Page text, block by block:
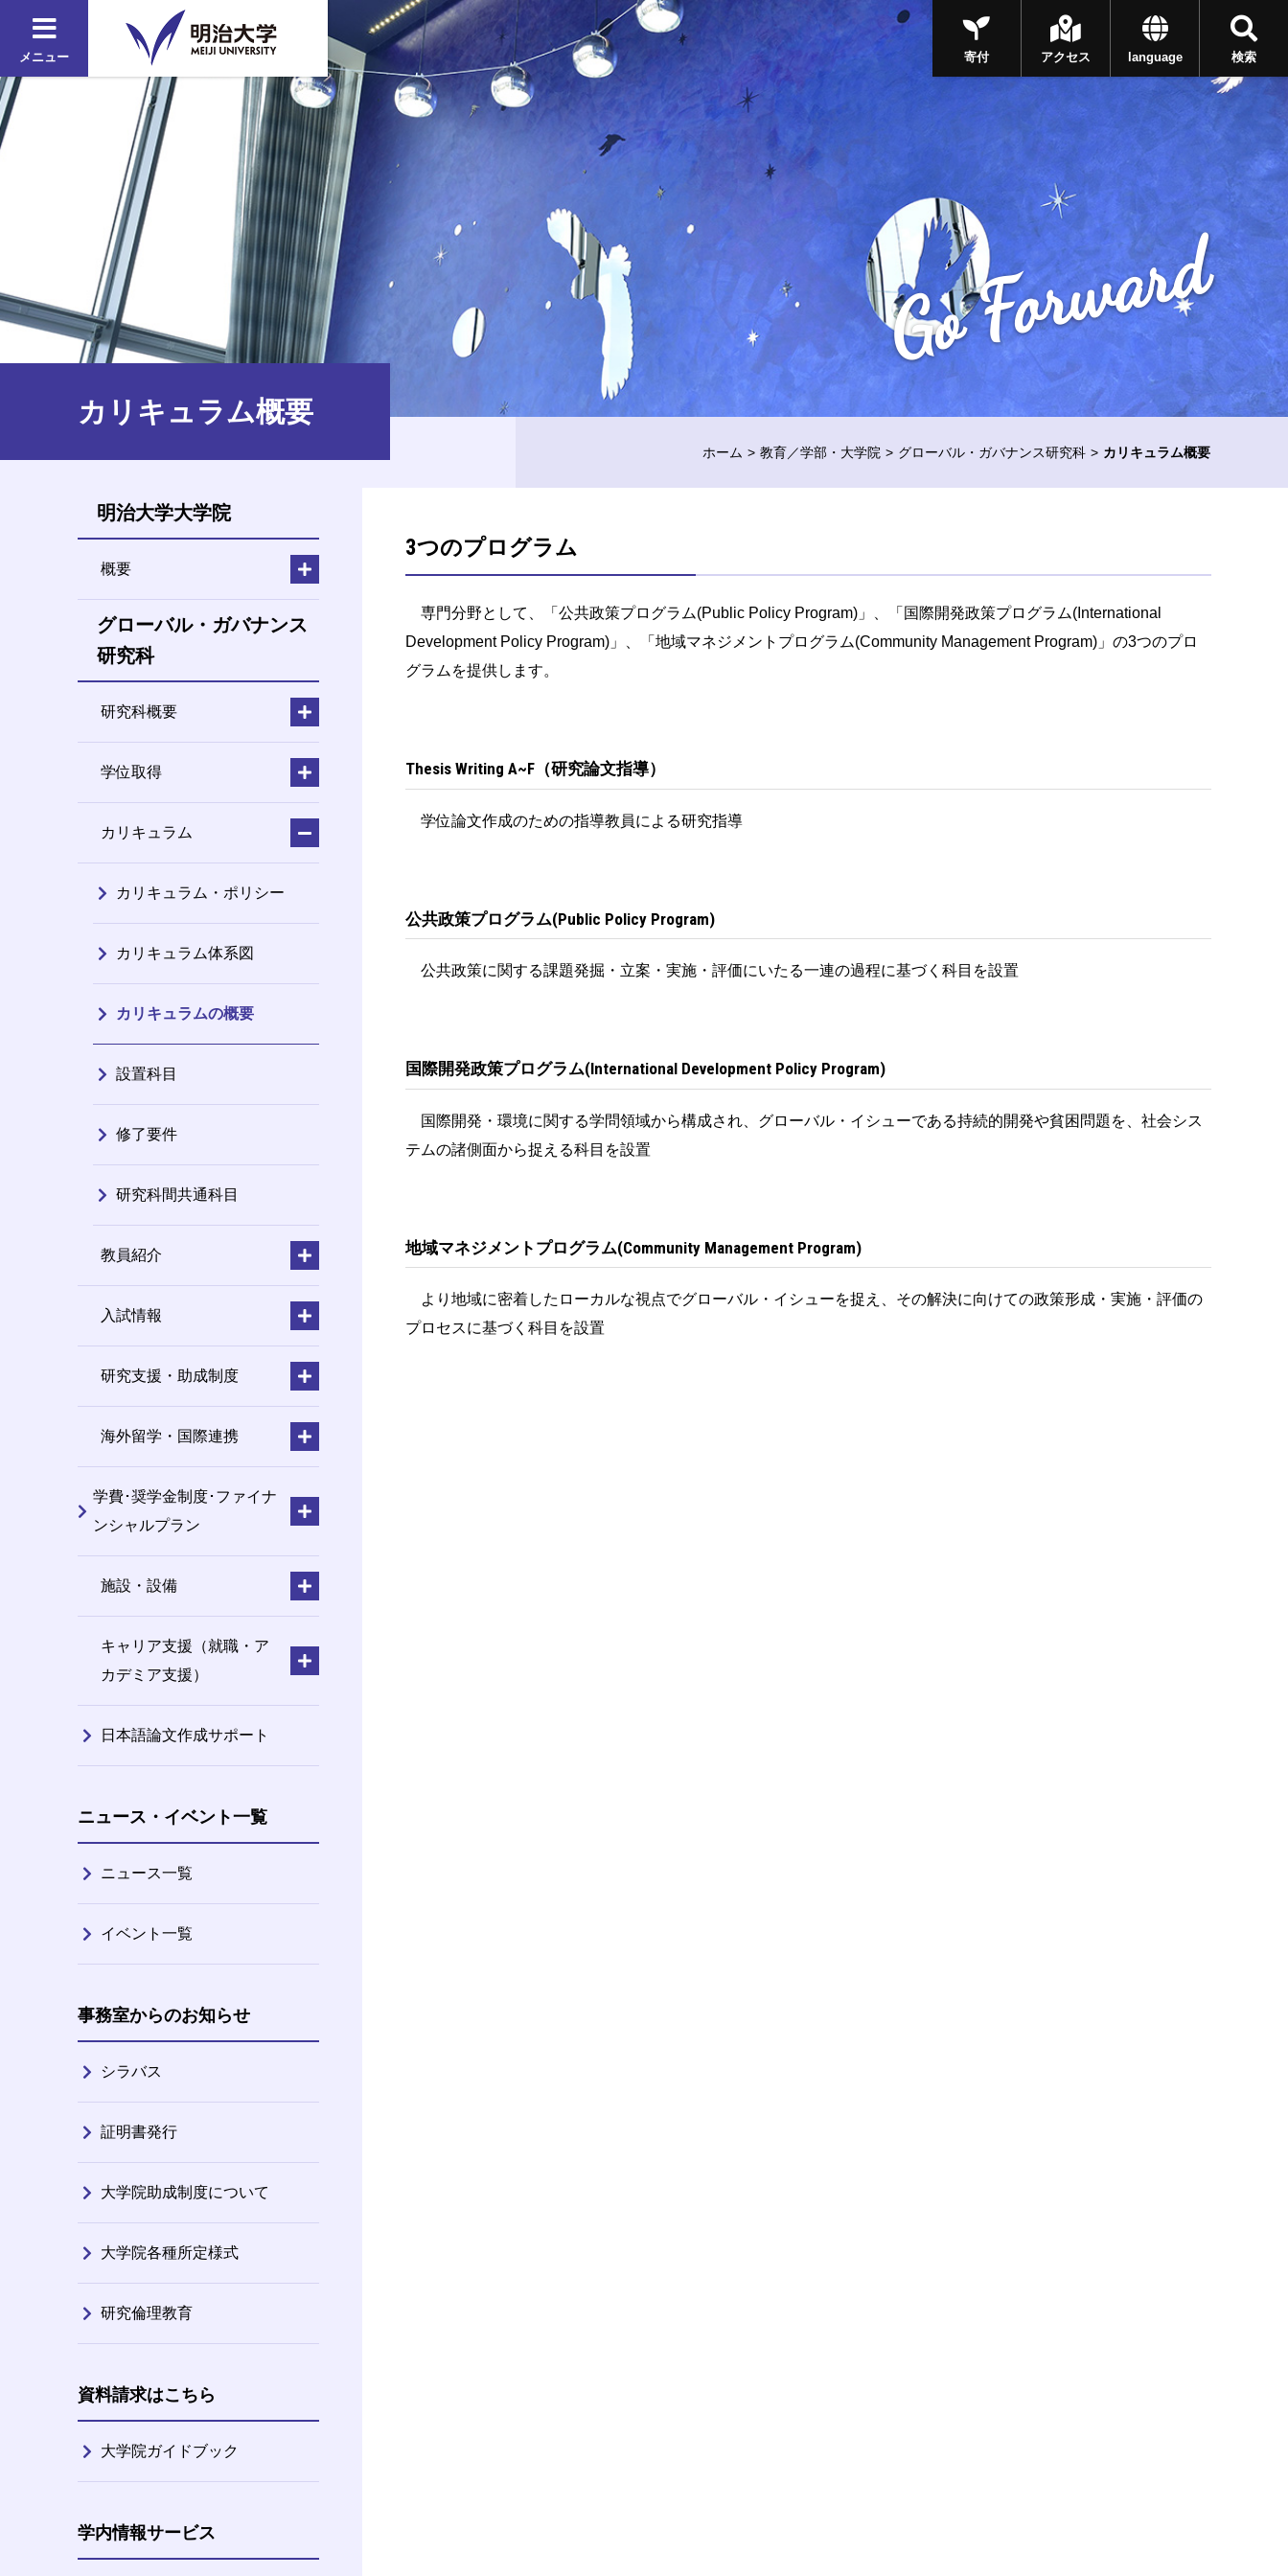
メニュー 検索
language
アクセス
寄付
Go Forward
カリキュラム概要
ホーム 教育／学部・大学院 グローバル・ガバナンス研究科 カリキュラム概要
3つのプログラム
専門分野として、「公共政策プログラム(Public Policy Program)」、「国際開発政策プログラム(International
Development Policy Program)」、「地域マネジメントプログラム(Community Management Program)」の3つのプロ
グラムを提供します。
Thesis Writing A~F（研究論文指導）
学位論文作成のための指導教員による研究指導
公共政策プログラム(Public Policy Program)
公共政策に関する課題発掘・立案・実施・評価にいたる一連の過程に基づく科目を設置
国際開発政策プログラム(International Development Policy Program)
国際開発・環境に関する学問領域から構成され、グローバル・イシューである持続的開発や貧困問題を、社会シス
テムの諸側面から捉える科目を設置
地域マネジメントプログラム(Community Management Program)
より地域に密着したローカルな視点でグローバル・イシューを捉え、その解決に向けての政策形成・実施・評価の
プロセスに基づく科目を設置
明治大学大学院
概要
グローバル・ガバナンス
研究科
研究科概要
学位取得
カリキュラム
カリキュラム・ポリシー
カリキュラム体系図
カリキュラムの概要
設置科目
修了要件
研究科間共通科目
教員紹介
入試情報
研究支援・助成制度
海外留学・国際連携
学費･奨学金制度･ファイナ
ンシャルプラン
施設・設備
キャリア支援（就職・ア
カデミア支援）
日本語論文作成サポート
ニュース・イベント一覧
ニュース一覧
イベント一覧
事務室からのお知らせ
シラバス
証明書発行
大学院助成制度について
大学院各種所定様式
研究倫理教育
資料請求はこちら
大学院ガイドブック
学内情報サービス